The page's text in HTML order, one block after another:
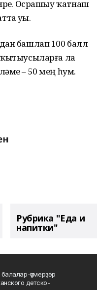
Осрашыу ҡатнаш
уҙҙы.
башлап 100 балл
ла
– 50 мең һум.
Рубрика "Еда и
напитки"
үҫмерҙәр
детско-